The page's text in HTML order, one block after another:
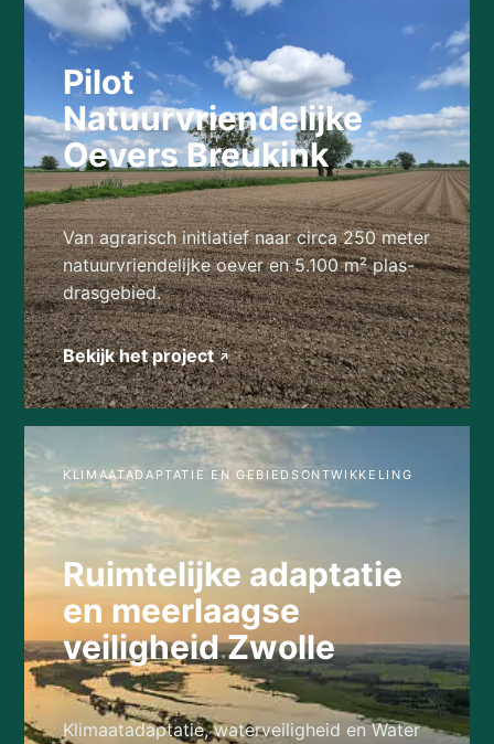
Pilot
Natuurvriendelijke
Oevers Breukink
Van agrarisch initiatief naar circa 250 meter
natuurvriendelijke oever en 5.100 m² plas-
drasgebied.
Bekijk het project↗
KLIMAATADAPTATIE EN GEBIEDSONTWIKKELING
Ruimtelijke adaptatie
en meerlaagse
veiligheid Zwolle
Klimaatadaptatie, waterveiligheid en Water